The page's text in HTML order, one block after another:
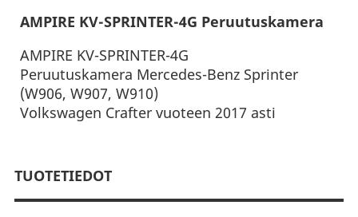
AMPIRE KV-SPRINTER-4G Peruutuskamera
AMPIRE KV-SPRINTER-4G
Peruutuskamera Mercedes-Benz Sprinter
(W906, W907, W910)
Volkswagen Crafter vuoteen 2017 asti
TUOTETIEDOT